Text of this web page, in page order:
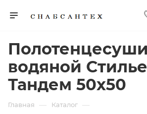
водяной Стилье
Тандем 50х50
Главная — Каталог —